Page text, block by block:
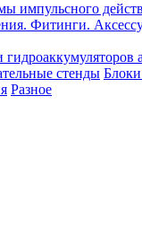
импульсного
Фитинги.
стенды
Разное